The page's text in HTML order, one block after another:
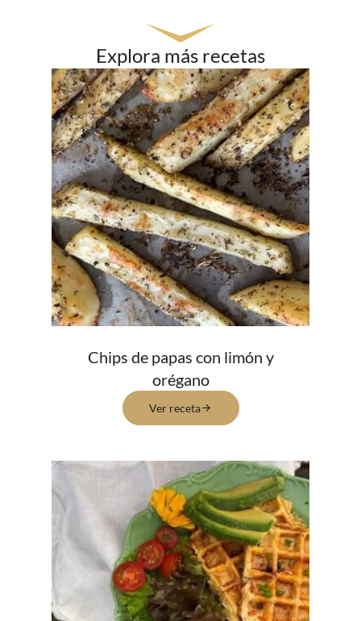
Explora más recetas
Chips de papas con limón y
orégano
Ver receta